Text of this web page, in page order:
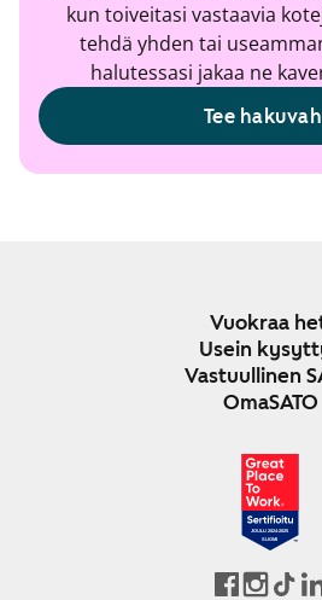
kun toiveitasi vastaavia
tehdä yhden tai
halutessasi jakaa ne
Tee
Vuokraa
Usein
Vastuullinen
OmaSATO
JOULU 2024-2025
SUOMI